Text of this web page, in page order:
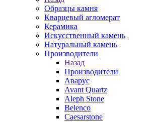
Образцы камня
Кварцевый агломерат
Керамика
Искусственный камень
Натуральный камень
Производители
Назад
Производители
Аварус
Avant Quartz
Aleph Stone
Belenco
Caesarstone